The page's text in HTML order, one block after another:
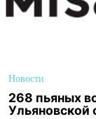
Новости
268 пьяных
Ульяновской